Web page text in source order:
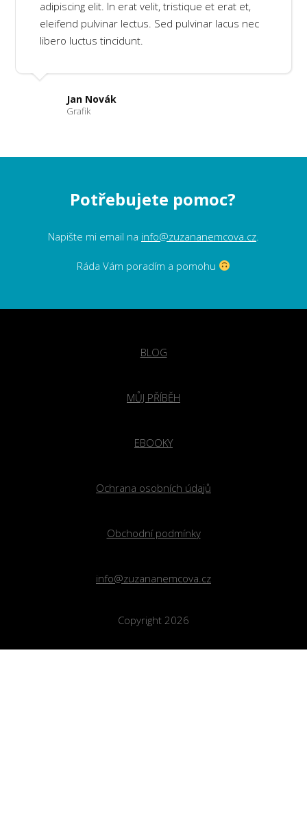
adipiscing elit. In erat velit, tristique et erat et,
eleifend pulvinar lectus. Sed pulvinar lacus nec
libero luctus tincidunt.
Jan Novák
Grafik
Potřebujete pomoc?
Napište mi email na info@zuzananemcova.cz
Ráda Vám poradím a pomohu
BLOG
MŮJ PŘÍBĚH
EBOOKY
Ochrana osobních údajů
Obchodní podmínky
info@zuzananemcova.cz
Copyright 2026